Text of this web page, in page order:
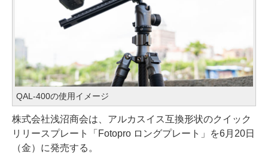
QAL-400の使用イメージ
株式会社浅沼商会は、アルカスイス互換形状のクイック
リリースプレート「Fotopro ロングプレート」を6月20日
（金）に発売する。